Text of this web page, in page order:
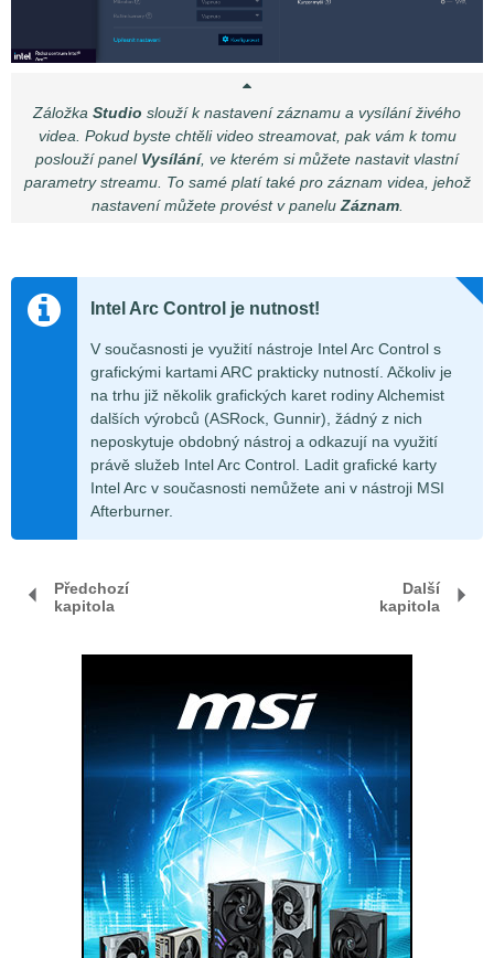
Záložka Studio slouží k nastavení záznamu a vysílání živého
videa. Pokud byste chtěli video streamovat, pak vám k tomu
poslouží panel Vysílání, ve kterém si můžete nastavit vlastní
parametry streamu. To samé platí také pro záznam videa, jehož
nastavení můžete provést v paneluZáznam.
Intel Arc Control je nutnost!
V současnosti je využití nástroje Intel Arc Control s
grafickými kartami ARC prakticky nutností. Ačkoliv je
na trhu již několik grafických karet rodiny Alchemist
dalších výrobců (ASRock, Gunnir), žádný z nich
neposkytuje obdobný nástroj a odkazují na využití
právě služeb Intel Arc Control. Ladit grafické karty
Intel Arc v současnosti nemůžete ani v nástroji MSI
Afterburner.
Předchozí
kapitola
Další
kapitola